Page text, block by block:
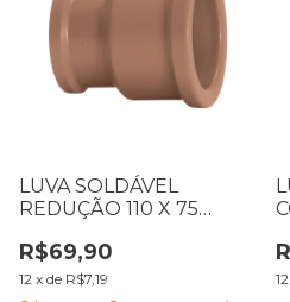
LUVA SOLDÁVEL
REDUÇÃO 110 X 75
R$69,90
12 x de R$7,19 12